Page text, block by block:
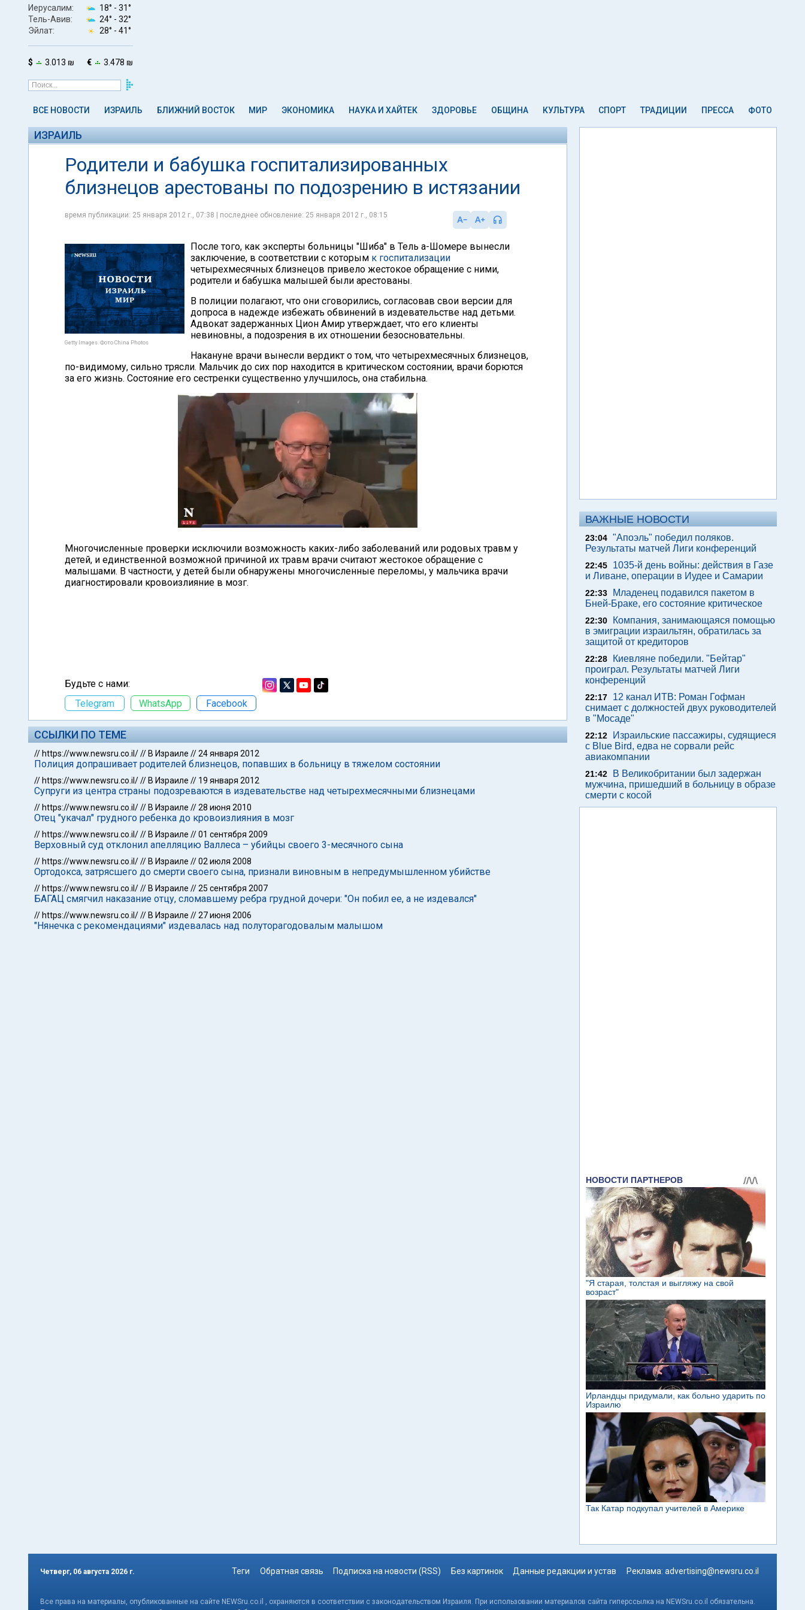
Иерусалим: 18° - 31°
Тель-Авив:
24° - 32°
Эйлат:
28° - 41°
$ 3.013 ₪ € 3.478 ₪
ВСЕ НОВОСТИ ИЗРАИЛЬ БЛИЖНИЙ ВОСТОК МИР ЭКОНОМИКА НАУКА И ХАЙТЕК ЗДОРОВЬЕ ОБЩИНА КУЛЬТУРА СПОРТ ТРАДИЦИИ ПРЕССА ФОТО
ИЗРАИЛЬ
Родители и бабушка госпитализированных
близнецов арестованы по подозрению в истязании
время публикации: 25 января 2012 г., 07:38 | последнее обновление: 25 января 2012 г., 08:15
Getty Images. Фото China Photos
После того, как эксперты больницы "Шиба" в Тель а-Шомере вынесли
заключение, в соответствии с которым к госпитализации
четырехмесячных близнецов привело жестокое обращение с ними,
родители и бабушка малышей были арестованы.
В полиции полагают, что они сговорились, согласовав свои версии для
допроса в надежде избежать обвинений в издевательстве над детьми.
Адвокат задержанных Цион Амир утверждает, что его клиенты
невиновны, а подозрения в их отношении безосновательны.
Накануне врачи вынесли вердикт о том, что четырехмесячных близнецов,
по-видимому, сильно трясли. Мальчик до сих пор находится в критическом состоянии, врачи борются
за его жизнь. Состояние его сестренки существенно улучшилось, она стабильна.
Многочисленные проверки исключили возможность каких-либо заболеваний или родовых травм у
детей, и единственной возможной причиной их травм врачи считают жестокое обращение с
малышами. В частности, у детей были обнаружены многочисленные переломы, у мальчика врачи
диагностировали кровоизлияние в мозг.
Будьте с нами:
Telegram
WhatsApp Facebook
ССЫЛКИ ПО ТЕМЕ
// https://www.newsru.co.il/// В Израиле //24 января 2012
Полиция допрашивает родителей близнецов, попавших в больницу в тяжелом состоянии
// https://www.newsru.co.il/// В Израиле // 19 января 2012
Супруги из центра страны подозреваются в издевательстве над четырехмесячными близнецами
// https://www.newsru.co.il/// В Израиле //28 июня 2010
Отец "укачал" грудного ребенка до кровоизлияния в мозг
// https://www.newsru.co.il/// В Израиле //01 сентября 2009
Верховный суд отклонил апелляцию Валлеса – убийцы своего 3-месячного сына
// https://www.newsru.co.il/// В Израиле //02 июля 2008
Ортодокса, затрясшего до смерти своего сына, признали виновным в непредумышленном убийстве
// https://www.newsru.co.il/// В Израиле //25 сентября 2007
БАГАЦ смягчил наказание отцу, сломавшему ребра грудной дочери: "Он побил ее, а не издевался"
// https://www.newsru.co.il/// В Израиле //27 июня 2006
"Нянечка с рекомендациями" издевалась над полуторагодовалым малышом
ВАЖНЫЕ НОВОСТИ
23:04 "Апоэль" победил поляков.
Результаты матчей Лиги конференций
22:45
1035-й день войны: действия в Газе
и Ливане, операции в Иудее и Самарии
22:33
Младенец подавился пакетом в
Бней-Браке, его состояние критическое
22:30
Компания, занимающаяся помощью
в эмиграции израильтян, обратилась за
защитой от кредиторов
22:28
Киевляне победили. "Бейтар"
проиграл. Результаты матчей Лиги
конференций
22:17
12 канал ИТВ: Роман Гофман
снимает с должностей двух руководителей
в "Мосаде"
22:12
Израильские пассажиры, судящиеся
с Blue Bird, едва не сорвали рейс
авиакомпании
21:42
В Великобритании был задержан
мужчина, пришедший в больницу в образе
смерти с косой
Четверг, 06 августа 2026 г. Теги Обратная связь Подписка на новости (RSS) Без картинок Данные редакции и устав Реклама: advertising@newsru.co.il
Все права на материалы, опубликованные на сайте NEWSru.co.il , охраняются в соответствии с законодательством Израиля. При использовании материалов сайта гиперссылка на NEWSru.co.il обязательна.